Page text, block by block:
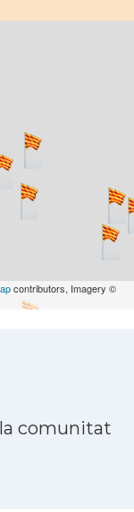
contributors, Imagery ©
comunitat